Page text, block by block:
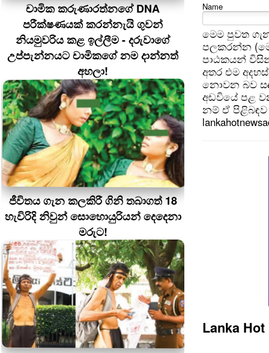
චාමික කරුණාරත්නගේ DNA
පරීක්ෂණයක් කරන්නැයි ගුවන්
නියමුවරිය කළ ඉල්ලීම - දරුවාගේ
උප්පැන්නයට චාමිකගේ නම දාන්නත්
අහලා!
ජීවිතය ගැන කලකිරී ගිනි තබාගත් 18
හැවිරිදි නිවුන් සොහොයුරියන් දෙදෙනා
මරුට!
Name
මෙම පුවත
පලකරන්න
පාඨකයන්
අතර එම
නොවන බව
අඩවියේ පළ
නම් ඒ පිළිබඳව
Lanka